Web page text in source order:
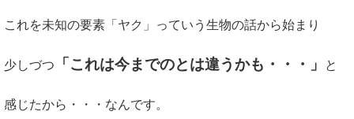
これを未知の要素「ヤク」っていう生物の話から始まり
少しづつ 「これは今までのとは違うかも・・・」 と
感じたから・・・なんです。